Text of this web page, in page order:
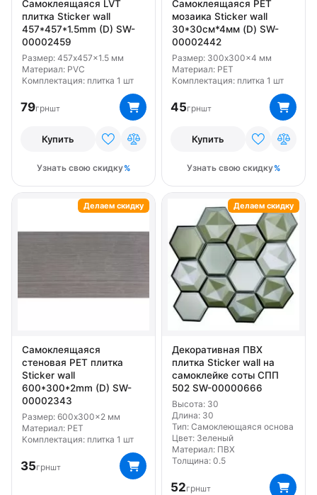
Самоклеящаяся LVT
плитка Sticker wall
457*457*1.5mm (D) SW-
00002459
Размер: 457x457x1.5 мм
Материал: PVC
Комплектация: плитка 1 шт
79грншт
Купить
Узнать свою скидку
Самоклеящаяся PET
мозаика Sticker wall
30*30см*4мм (D) SW-
00002442
Размер: 300x300x4 мм
Материал: PET
Комплектация: плитка 1 шт
45грншт
Купить
Узнать свою скидку
Самоклеящаяся
стеновая PET плитка
Sticker wall
600*300*2mm (D) SW-
00002343
Размер: 600x300x2 мм
Материал: PET
Комплектация: плитка 1 шт
35грншт
Делаем скидку
Декоративная ПВХ
плитка Sticker wall на
самоклейке соты СПП
502 SW-00000666
Высота: 30
Длина: 30
Тип: Самоклеющаяся основа
Цвет: Зеленый
Материал: ПВХ
Толщина: 0.5
52грншт
Делаем скидку